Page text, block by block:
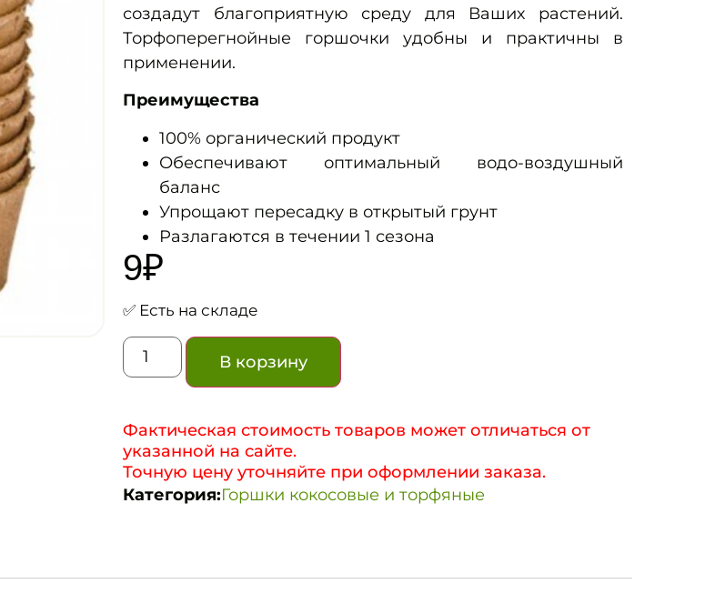
создадут благоприятную среду для Ваших растений.
Торфоперегнойные горшочки удобны и практичны в
применении.
Преимущества
100% органический продукт
Обеспечивают оптимальный водо-воздушный
баланс
Упрощают пересадку в открытый грунт
Разлагаются в течении 1 сезона
9₽
✅ Есть на складе
В корзину
Фактическая стоимость товаров может отличаться от
указанной на сайте.
Точную цену уточняйте при оформлении заказа.
Категория:Горшки кокосовые и торфяные